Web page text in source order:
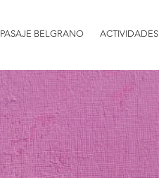
PASAJE BELGRANO ACTIVIDADES